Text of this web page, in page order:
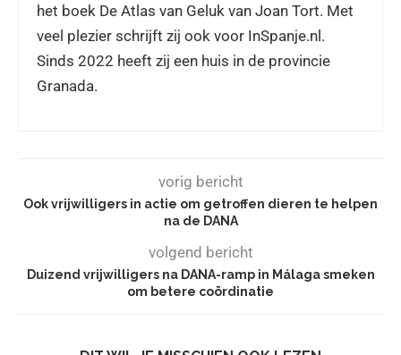
het boek De Atlas van Geluk van Joan Tort. Met
veel plezier schrijft zij ook voor InSpanje.nl.
Sinds 2022 heeft zij een huis in de provincie
Granada.
vorig bericht
Ook vrijwilligers in actie om getroffen dieren te helpen
na de DANA
volgend bericht
Duizend vrijwilligers na DANA-ramp in Málaga smeken
om betere coördinatie